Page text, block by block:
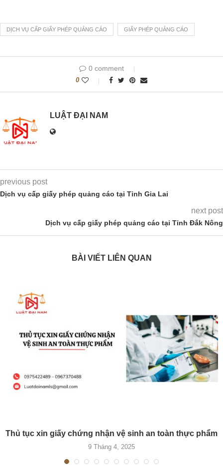
DỊCH VỤ CẤP GIẤY PHÉP QUẢNG CÁO GIẤY PHÉP QUẢNG CÁO
0 comment
0
LUẬT ĐẠI NAM
previous post
Dịch vụ cấp giấy phép quảng cáo tại Tỉnh Gia Lai
next post
Dịch vụ cấp giấy phép quảng cáo tại Tỉnh Đắk Nông
BÀI VIẾT LIÊN QUAN
Thủ tục xin giấy chứng nhận vệ sinh an toàn thực phẩm
9 Tháng 4, 2025